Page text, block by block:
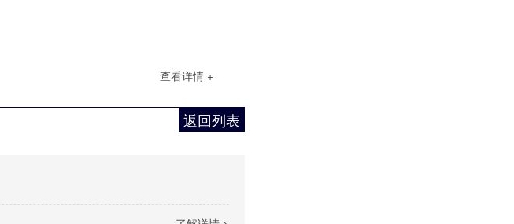
查看详情 +
返回列表